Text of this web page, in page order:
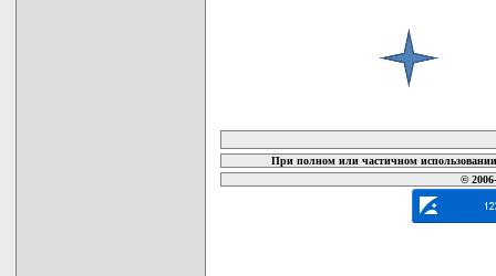
При полном или частичном
©